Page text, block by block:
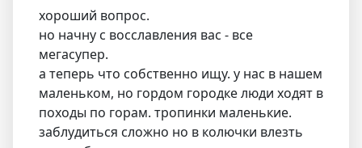
хороший вопрос.
но начну с восславления вас - все
мегасупер.
а теперь что собственно ищу. у нас в нашем
маленьком, но гордом городке люди ходят в
походы по горам. тропинки маленькие.
заблудиться сложно но в колючки влезть